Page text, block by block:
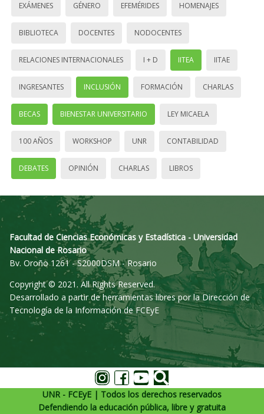
EXÁMENES GÉNERO EFEMÉRIDES HOMENAJES
BIBLIOTECA DOCENTES NODOCENTES
RELACIONES INTERNACIONALES I + D IITEA IITAE
INGRESANTES INCLUSIÓN FORMACIÓN CHARLAS
BECAS BIENESTAR UNIVERSITARIO LEY MICAELA
100 AÑOS WORKSHOP UNR CONTABILIDAD
DEBATES OPINIÓN CHARLAS LIBROS
Facultad de Ciencias Económicas y Estadística - Universidad
Nacional de Rosario
Bv. Oroño 1261 - S2000DSM - Rosario
Copyright © 2021. All Rights Reserved.
Desarrollado a partir de herramientas libres por la Dirección de
Tecnología de la Información de FCEyE
UNR - FCEyE | Todos los derechos reservados
Defendiendo la educación pública, libre y gratuita